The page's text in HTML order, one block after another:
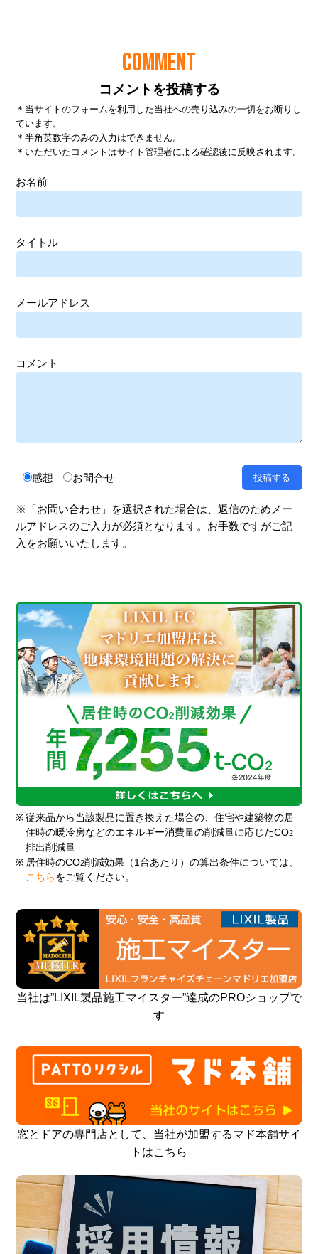
COMMENT
コメントを投稿する
＊当サイトのフォームを利用した当社への売り込みの一切をお断りし
ています。
＊半角英数字のみの入力はできません。
＊いただいたコメントはサイト管理者による確認後に反映されます。
お名前
タイトル
メールアドレス
コメント
感想 お問合せ
※「お問い合わせ」を選択された場合は、返信のためメー
ルアドレスのご入力が必須となります。お手数ですがご記
入をお願いいたします。
※ 従来品から当該製品に置き換えた場合の、住宅や建築物の居
住時の暖冷房などのエネルギー消費量の削減量に応じたCO2
排出削減量
※ 居住時のCO2削減効果（1台あたり）の算出条件については、
こちら をご覧ください。
当社は”LIXIL製品施工マイスター”達成のPROショップで
す
窓とドアの専門店として、当社が加盟するマド本舗サイ
トはこちら